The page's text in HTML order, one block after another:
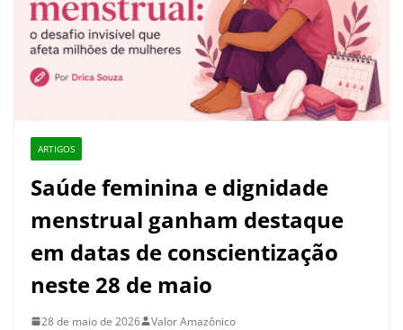
ARTIGOS
Saúde feminina e dignidade
menstrual ganham destaque
em datas de conscientização
neste 28 de maio
28 de maio de 2026 Valor Amazônico